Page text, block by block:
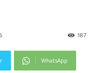
187
WhatsApp